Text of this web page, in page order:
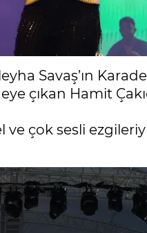
Savaş’ın
çıkan Hamit
ve çok sesli